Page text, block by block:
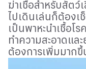
ฆ่าเชื้อสำหรับสัต
ไปเดินเล่นก็ต้องเ
เป็นพาหะนำเชื้อ
ทำความสะอาดแล
ต้องการเพิ่มมากขึ้